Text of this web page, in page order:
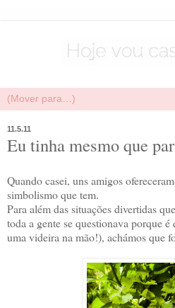
11.5.11
Eu tinha mesmo que
Quando casei, uns amigos
simbolismo que tem.
Para além das situações divertidas
toda a gente se questionava porque
uma videira na mão!), achámos que